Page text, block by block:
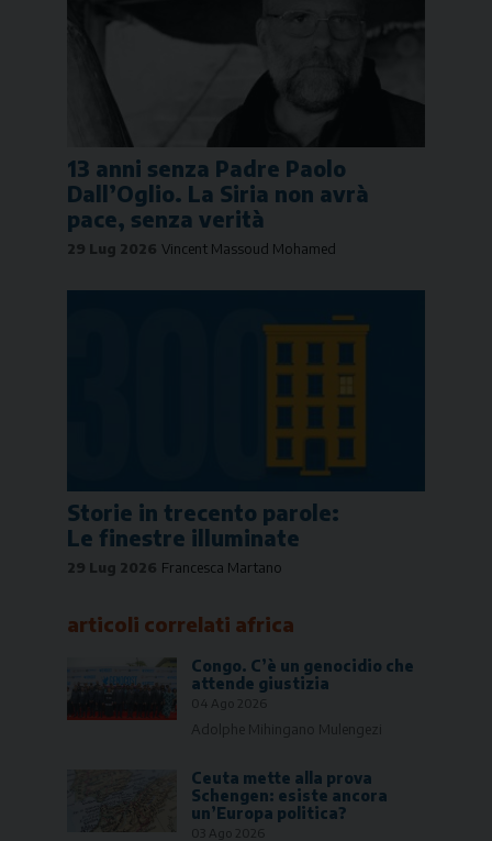
13 anni senza Padre Paolo
Dall’Oglio. La Siria non avrà
pace, senza verità
29 Lug 2026 Vincent Massoud Mohamed
Storie in trecento parole:
Le finestre illuminate
29 Lug 2026 Francesca Martano
articoli correlati africa
Congo. C’è un genocidio che
attende giustizia
04 Ago 2026
Adolphe Mihingano Mulengezi
Ceuta mette alla prova
Schengen: esiste ancora
un’Europa politica?
03 Ago 2026